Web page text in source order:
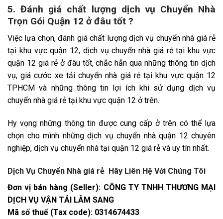
5. Đánh giá chất lượng dịch vụ Chuyển Nhà
Trọn Gói Quận 12 ở đâu tốt ?
Việc lựa chọn, đánh giá chất lượng dịch vụ chuyển nhà giá rẻ
tại khu vực quận 12, dịch vụ chuyển nhà giá rẻ tại khu vực
quận 12 giá rẻ ở đâu tốt, chắc hẳn qua những thông tin dịch
vụ, giá cước xe tải chuyển nhà giá rẻ tại khu vực quận 12
TPHCM và những thông tin lợi ích khi sử dụng dịch vụ
chuyển nhà giá rẻ tại khu vực quận 12 ở trên.
Hy vọng những thông tin được cung cấp ở trên có thể lựa
chọn cho mình những dịch vụ chuyển nhà quận 12 chuyên
nghiệp, dịch vụ chuyển nhà tại quận 12 giá rẻ và uy tín nhất.
Dịch Vụ Chuyển Nhà giá rẻ Hãy Liên Hệ Với Chúng Tôi
Đơn vị bán hàng (Seller): CÔNG TY TNHH THƯƠNG MẠI
DỊCH VỤ VẬN TẢI LÂM SANG
Mã số thuế (Tax code): 0314674433